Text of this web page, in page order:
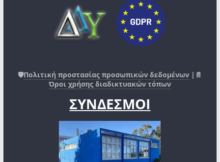
🛡️Πολιτική προστασίας προσωπικών δεδομένων |📄
Όροι χρήσης διαδικτυακών τόπων
ΣΥΝΔΕΣΜΟΙ